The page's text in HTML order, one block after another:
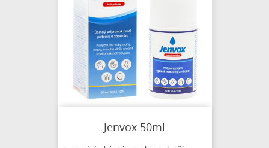
Jenvox 50ml